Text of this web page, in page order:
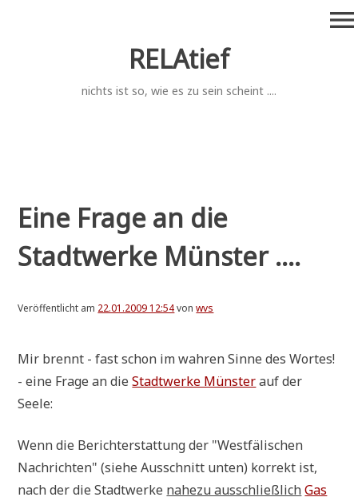
RELAtief
nichts ist so, wie es zu sein scheint ....
menu
Eine Frage an die
Stadtwerke Münster ....
Veröffentlicht am 22.01.2009 12:54vonwvs
Mir brennt - fast schon im wah­ren Sin­ne des Wor­tes!
- eine Fra­ge an dieStadt­wer­ke Mün­sterauf der
Seele:
Wenn die Bericht­erstat­tung der "West­fä­li­schen
Nach­rich­ten" (sie­he Aus­schnitt unten) kor­rekt ist,
nach der die Stadt­wer­ke nahe­zu aus­schließ­lich Gas